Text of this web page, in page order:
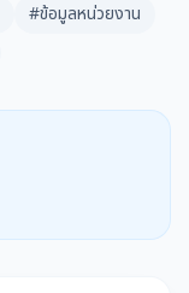
#ข้อมูลหน่วยงาน